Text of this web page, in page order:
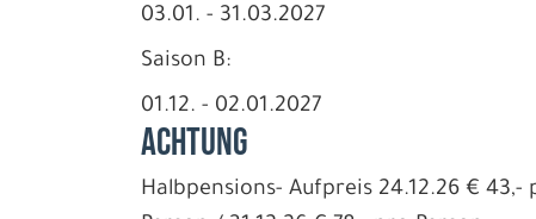
03.01. - 31.03.2027
Saison B:
01.12. - 02.01.2027
ACHTUNG
Halbpensions- Aufpreis 24.12.26 € 43,-